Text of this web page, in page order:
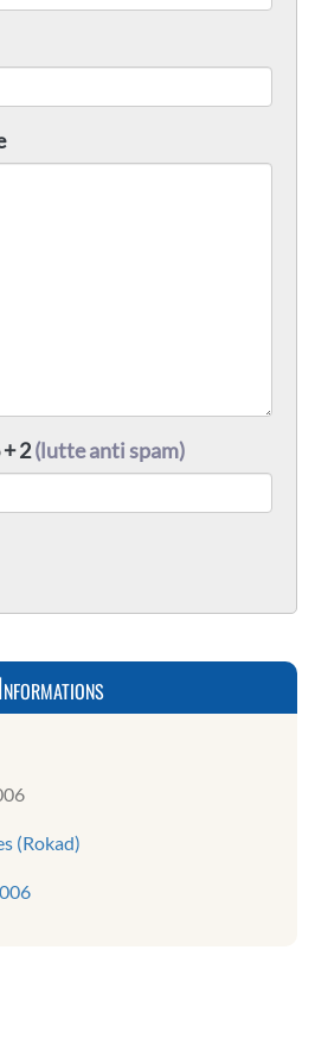
2(lutte anti spam)
(Rokad)